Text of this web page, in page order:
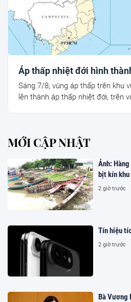
Áp thấp nhiệt đới hình
Sáng 7/8, vùng áp thấp trên khu
lên thành áp thấp nhiệt đới, trên
MỚI CẬP NHẬT
Ảnh:
bịt kín khu
2 giờ trước
Tín hiệu
2 giờ trước
Bà Vương